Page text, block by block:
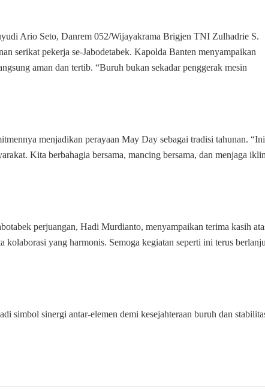
Ario Seto, Danrem 052/Wijayakrama Brigjen TNI Zulhadrie S.
serikat pekerja se-Jabodetabek. Kapolda Banten menyampaikan
aman dan tertib. “Buruh bukan sekadar penggerak mesin
menjadikan perayaan May Day sebagai tradisi tahunan. “Ini
Kita berbahagia bersama, mancing bersama, dan menjaga
perjuangan, Hadi Murdianto, menyampaikan terima kasih
yang harmonis. Semoga kegiatan seperti ini terus
simbol sinergi antar-elemen demi kesejahteraan buruh dan